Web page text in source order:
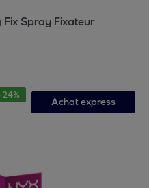
Fix Spray Fixateur
24%
Achat express